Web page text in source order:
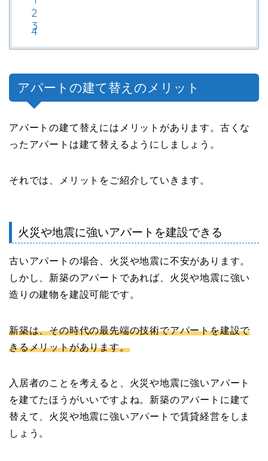
アパートの建て替えのメリット
アパートの建て替えにはメリットがあります。古くな
ったアパートは建て替えるようにしましょう。
それでは、メリットをご紹介していきます。
火災や地震に強いアパートを建設できる
古いアパートの場合、火災や地震に不安があります。
しかし、新築のアパートであれば、火災や地震に強い
造りの建物を建設可能です。
新築は、その時代の最先端の技術でアパートを建設で
きるメリットがあります。
入居者のことを考えると、火災や地震に強いアパート
を建てたほうがいいですよね。新築のアパートに建て
替えて、火災や地震に強いアパートで賃貸経営をしま
しょう。